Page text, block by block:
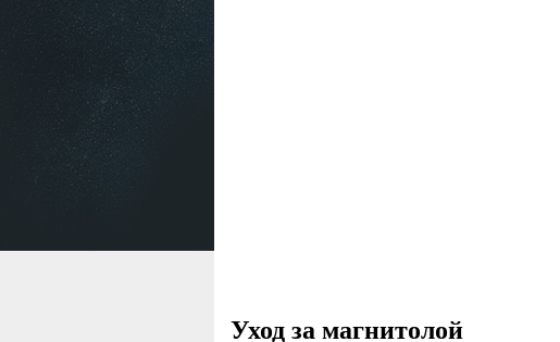
Уход за магнитолой